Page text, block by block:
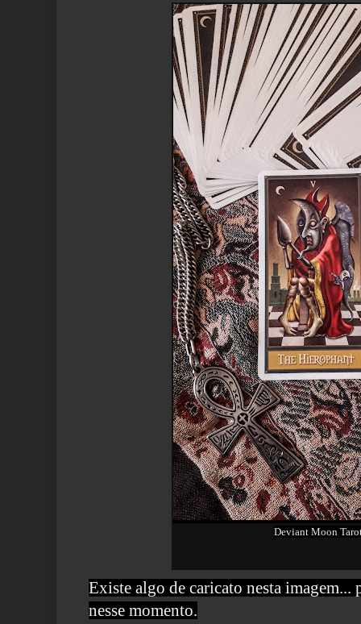
Deviant Moon
Existe algo de caricato nesta imagem...
nesse momento.